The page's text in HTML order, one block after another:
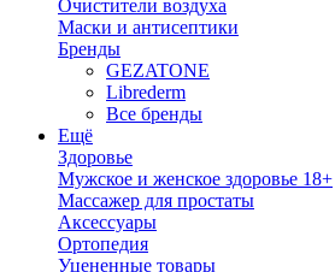
Очистители воздуха
Маски и антисептики
Бренды
GEZATONE
Librederm
Все бренды
Ещё
Здоровье
Мужское и женское здоровье 18+
Массажер для простаты
Аксессуары
Ортопедия
Уцененные товары